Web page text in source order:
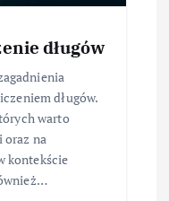
długów
długów.
warto
oraz na
kontekście